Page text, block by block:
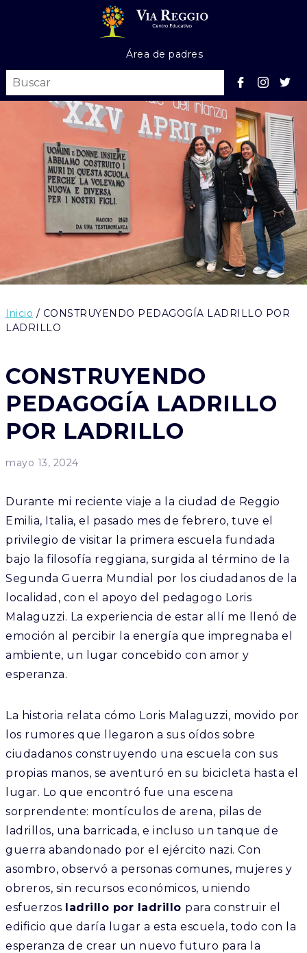
Área de padres
Inicio / CONSTRUYENDO PEDAGOGÍA LADRILLO POR
LADRILLO
CONSTRUYENDO
PEDAGOGÍA LADRILLO
POR LADRILLO
mayo 13, 2024
Durante mi reciente viaje a la ciudad de Reggio
Emilia, Italia, el pasado mes de febrero, tuve el
privilegio de visitar la primera escuela fundada
bajo la filosofía reggiana, surgida al término de la
Segunda Guerra Mundial por los ciudadanos de la
localidad, con el apoyo del pedagogo Loris
Malaguzzi. La experiencia de estar allí me llenó de
emoción al percibir la energía que impregnaba el
ambiente, un lugar concebido con amor y
esperanza.
La historia relata cómo Loris Malaguzzi, movido por
los rumores que llegaron a sus oídos sobre
ciudadanos construyendo una escuela con sus
propias manos, se aventuró en su bicicleta hasta el
lugar. Lo que encontró fue una escena
sorprendente: montículos de arena, pilas de
ladrillos, una barricada, e incluso un tanque de
guerra abandonado por el ejército nazi. Con
asombro, observó a personas comunes, mujeres y
obreros, sin recursos económicos, uniendo
esfuerzos ladrillo por ladrillo para construir el
edificio que daría lugar a esta escuela, todo con la
esperanza de crear un nuevo futuro para la